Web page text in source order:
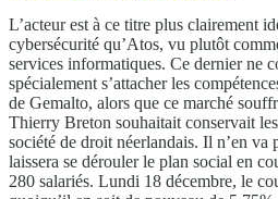
L’acteur est à ce titre plus clairement
cybersécurité qu’Atos, vu plutôt
services informatiques. Ce dernier ne
spécialement s’attacher les
de Gemalto, alors que ce marché
Thierry Breton souhaitait conservait
société de droit néerlandais. Il n’en va
laissera se dérouler le plan social en
280 salariés. Lundi 18 décembre, le